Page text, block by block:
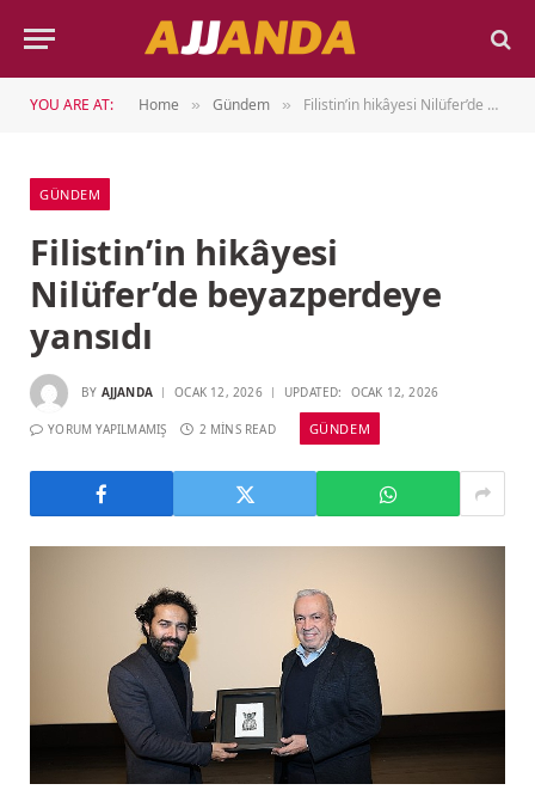
YOU ARE AT: Home » Gündem » Filistin’in hikâyesi Nilüfer’de beyazperdeye yansıdı
GÜNDEM
Filistin’in hikâyesi
Nilüfer’de beyazperdeye
yansıdı
BY AJJANDA OCAK 12, 2026 UPDATED: OCAK 12, 2026
YORUM YAPILMAMIŞ 2 MINS READ GÜNDEM